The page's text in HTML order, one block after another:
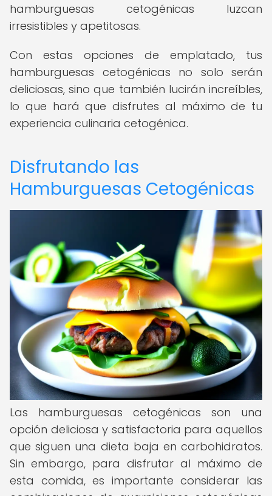
hamburguesas cetogénicas luzcan
irresistibles y apetitosas.
Con estas opciones de emplatado, tus
hamburguesas cetogénicas no solo serán
deliciosas, sino que también lucirán increíbles,
lo que hará que disfrutes al máximo de tu
experiencia culinaria cetogénica.
Disfrutando las
Hamburguesas Cetogénicas
Las hamburguesas cetogénicas son una
opción deliciosa y satisfactoria para aquellos
que siguen una dieta baja en carbohidratos.
Sin embargo, para disfrutar al máximo de
esta comida, es importante considerar las